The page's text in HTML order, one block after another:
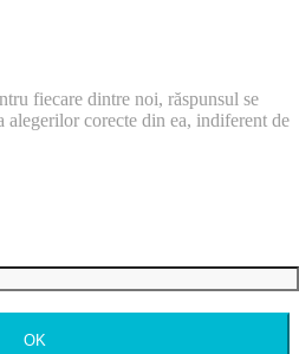
fiecare dintre noi, răspunsul se
corecte din ea, indiferent de
OK